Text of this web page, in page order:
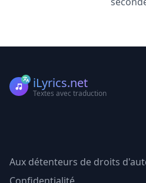
iLyrics.net
Textes avec traduction
Aux détenteurs de droits